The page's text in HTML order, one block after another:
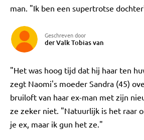
man. "Ik ben een supertrotse
Geschreven door
der Valk Tobias van
"Het was hoog tijd dat hij haar ten
zegt Naomi's moeder Sandra (45)
bruiloft van haar ex-man met zijn
ze zeker niet. "Natuurlijk is het raar
je ex, maar ik gun het ze."